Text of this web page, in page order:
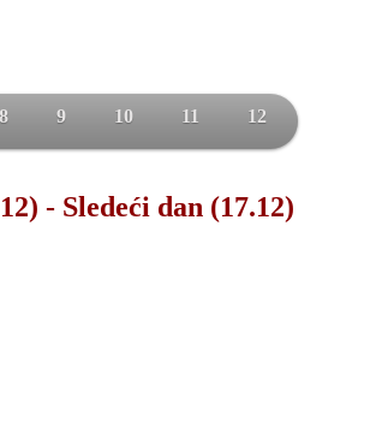
8 9 10 11 12
- Sledeći dan (17.12)